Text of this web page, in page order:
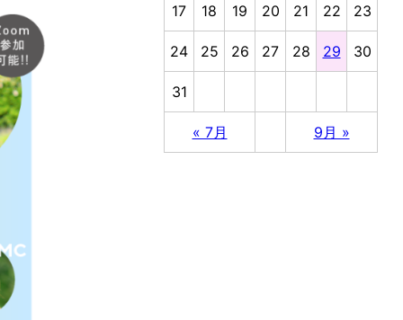
17 18 19 20 21 22 23
24 25 26 27 28 29 30
31
« 7月 9月 »